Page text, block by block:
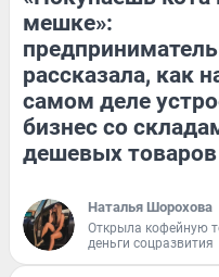
мешке»:
предприниматель
рассказала, как
самом деле
бизнес со
дешевых товаров
Наталья Шорохова
Открыла кофейную
деньги соцразвития